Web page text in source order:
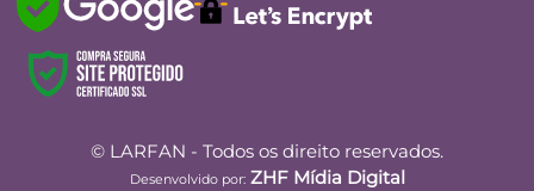
© LARFAN - Todos os direito reservados.
Desenvolvido por: ZHF Mídia Digital